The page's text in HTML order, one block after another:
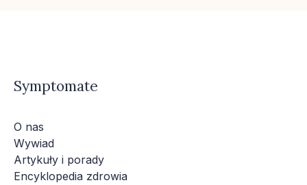
Symptomate
O nas
Wywiad
Artykuły i porady
Encyklopedia zdrowia